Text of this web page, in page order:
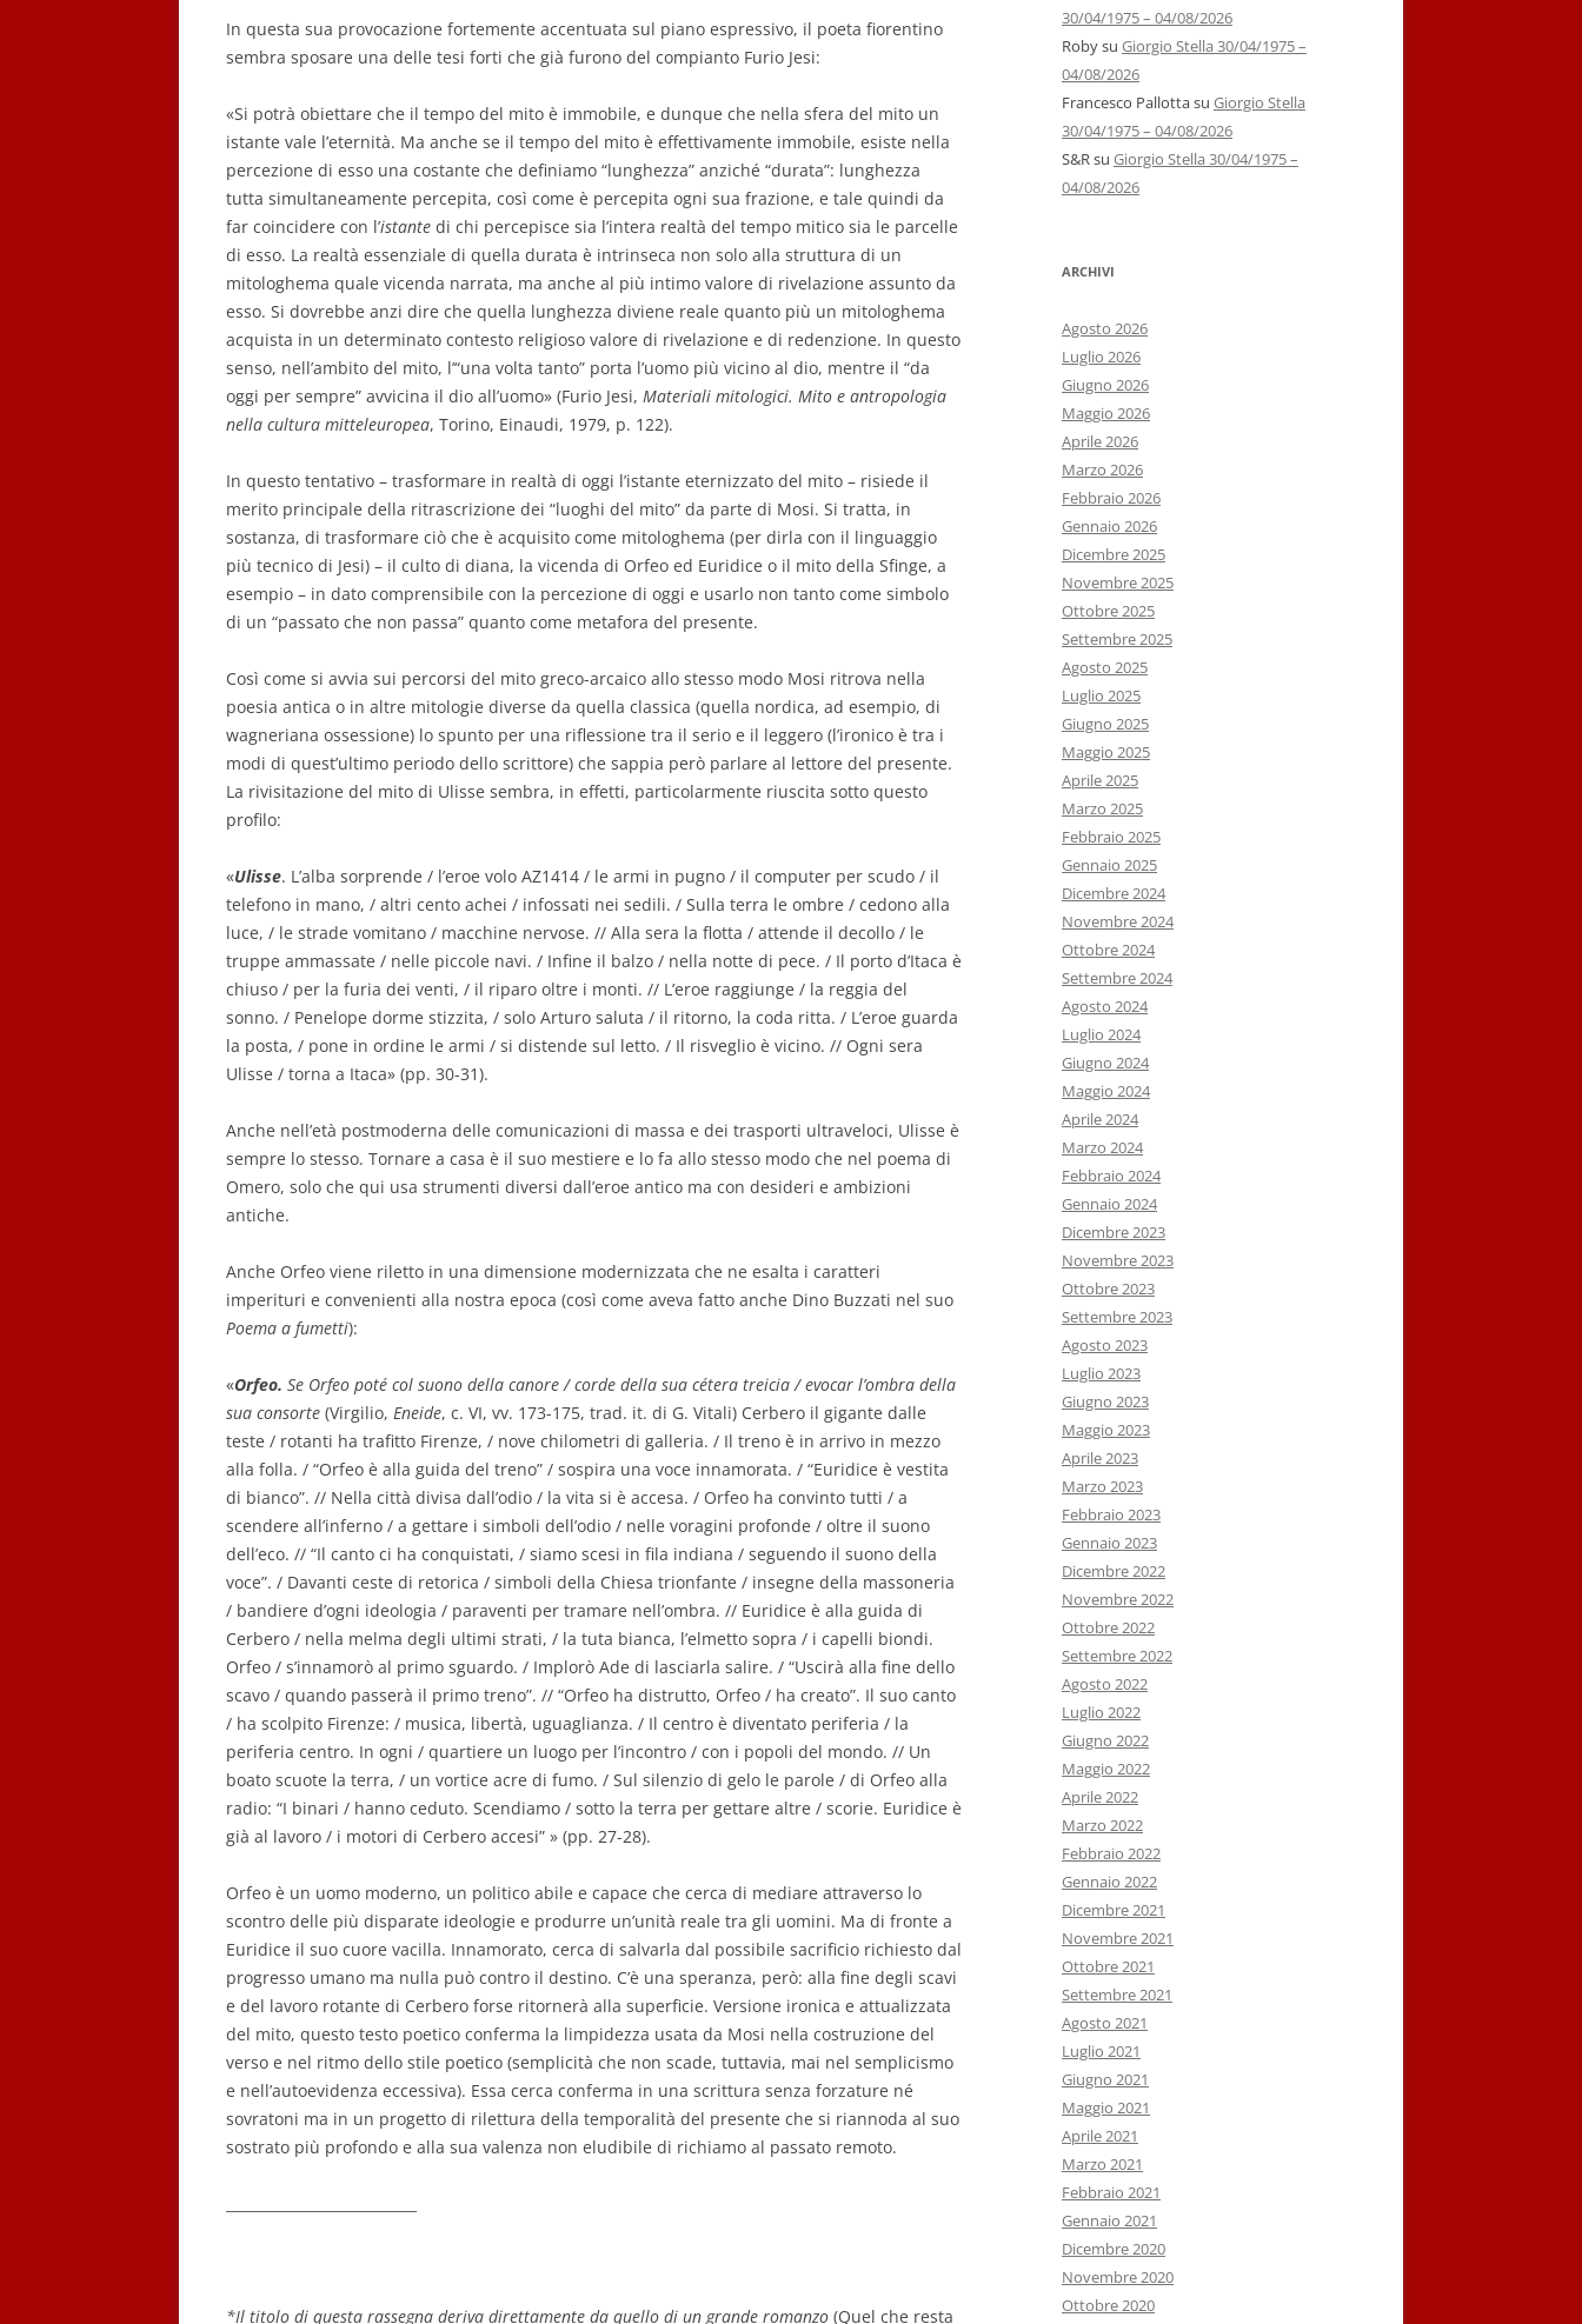
In questa sua provocazione fortemente accentuata sul piano espressivo, il poeta fiorentino
sembra sposare una delle tesi forti che già furono del compianto Furio Jesi:
«Si potrà obiettare che il tempo del mito è immobile, e dunque che nella sfera del mito un
istante vale l’eternità. Ma anche se il tempo del mito è effettivamente immobile, esiste nella
percezione di esso una costante che definiamo “lunghezza” anziché “durata”: lunghezza
tutta simultaneamente percepita, così come è percepita ogni sua frazione, e tale quindi da
far coincidere con l’istante di chi percepisce sia l’intera realtà del tempo mitico sia le parcelle
di esso. La realtà essenziale di quella durata è intrinseca non solo alla struttura di un
mitologhema quale vicenda narrata, ma anche al più intimo valore di rivelazione assunto da
esso. Si dovrebbe anzi dire che quella lunghezza diviene reale quanto più un mitologhema
acquista in un determinato contesto religioso valore di rivelazione e di redenzione. In questo
senso, nell’ambito del mito, l’“una volta tanto” porta l’uomo più vicino al dio, mentre il “da
oggi per sempre” avvicina il dio all’uomo» (Furio Jesi, Materiali mitologici. Mito e antropologia
nella cultura mitteleuropea, Torino, Einaudi, 1979, p. 122).
In questo tentativo – trasformare in realtà di oggi l’istante eternizzato del mito – risiede il
merito principale della ritrascrizione dei “luoghi del mito” da parte di Mosi. Si tratta, in
sostanza, di trasformare ciò che è acquisito come mitologhema (per dirla con il linguaggio
più tecnico di Jesi) – il culto di diana, la vicenda di Orfeo ed Euridice o il mito della Sfinge, a
esempio – in dato comprensibile con la percezione di oggi e usarlo non tanto come simbolo
di un “passato che non passa” quanto come metafora del presente.
Così come si avvia sui percorsi del mito greco-arcaico allo stesso modo Mosi ritrova nella
poesia antica o in altre mitologie diverse da quella classica (quella nordica, ad esempio, di
wagneriana ossessione) lo spunto per una riflessione tra il serio e il leggero (l’ironico è tra i
modi di quest’ultimo periodo dello scrittore) che sappia però parlare al lettore del presente.
La rivisitazione del mito di Ulisse sembra, in effetti, particolarmente riuscita sotto questo
profilo:
«Ulisse. L’alba sorprende / l’eroe volo AZ1414 / le armi in pugno / il computer per scudo / il
telefono in mano, / altri cento achei / infossati nei sedili. / Sulla terra le ombre / cedono alla
luce, / le strade vomitano / macchine nervose. // Alla sera la flotta / attende il decollo / le
truppe ammassate / nelle piccole navi. / Infine il balzo / nella notte di pece. / Il porto d’Itaca è
chiuso / per la furia dei venti, / il riparo oltre i monti. // L’eroe raggiunge / la reggia del
sonno. / Penelope dorme stizzita, / solo Arturo saluta / il ritorno, la coda ritta. / L’eroe guarda
la posta, / pone in ordine le armi / si distende sul letto. / Il risveglio è vicino. // Ogni sera
Ulisse / torna a Itaca» (pp. 30-31).
Anche nell’età postmoderna delle comunicazioni di massa e dei trasporti ultraveloci, Ulisse è
sempre lo stesso. Tornare a casa è il suo mestiere e lo fa allo stesso modo che nel poema di
Omero, solo che qui usa strumenti diversi dall’eroe antico ma con desideri e ambizioni
antiche.
Anche Orfeo viene riletto in una dimensione modernizzata che ne esalta i caratteri
imperituri e convenienti alla nostra epoca (così come aveva fatto anche Dino Buzzati nel suo
Poema a fumetti):
«Orfeo. Se Orfeo poté col suono della canore / corde della sua cétera treicia / evocar l’ombra della
sua consorte (Virgilio, Eneide, c. VI, vv. 173-175, trad. it. di G. Vitali) Cerbero il gigante dalle
teste / rotanti ha trafitto Firenze, / nove chilometri di galleria. / Il treno è in arrivo in mezzo
alla folla. / “Orfeo è alla guida del treno” / sospira una voce innamorata. / “Euridice è vestita
di bianco”. // Nella città divisa dall’odio / la vita si è accesa. / Orfeo ha convinto tutti / a
scendere all’inferno / a gettare i simboli dell’odio / nelle voragini profonde / oltre il suono
dell’eco. // “Il canto ci ha conquistati, / siamo scesi in fila indiana / seguendo il suono della
voce”. / Davanti ceste di retorica / simboli della Chiesa trionfante / insegne della massoneria
/ bandiere d’ogni ideologia / paraventi per tramare nell’ombra. // Euridice è alla guida di
Cerbero / nella melma degli ultimi strati, / la tuta bianca, l’elmetto sopra / i capelli biondi.
Orfeo / s’innamorò al primo sguardo. / Implorò Ade di lasciarla salire. / “Uscirà alla fine dello
scavo / quando passerà il primo treno”. // “Orfeo ha distrutto, Orfeo / ha creato”. Il suo canto
/ ha scolpito Firenze: / musica, libertà, uguaglianza. / Il centro è diventato periferia / la
periferia centro. In ogni / quartiere un luogo per l’incontro / con i popoli del mondo. // Un
boato scuote la terra, / un vortice acre di fumo. / Sul silenzio di gelo le parole / di Orfeo alla
radio: “I binari / hanno ceduto. Scendiamo / sotto la terra per gettare altre / scorie. Euridice è
già al lavoro / i motori di Cerbero accesi” » (pp. 27-28).
Orfeo è un uomo moderno, un politico abile e capace che cerca di mediare attraverso lo
scontro delle più disparate ideologie e produrre un’unità reale tra gli uomini. Ma di fronte a
Euridice il suo cuore vacilla. Innamorato, cerca di salvarla dal possibile sacrificio richiesto dal
progresso umano ma nulla può contro il destino. C’è una speranza, però: alla fine degli scavi
e del lavoro rotante di Cerbero forse ritornerà alla superficie. Versione ironica e attualizzata
del mito, questo testo poetico conferma la limpidezza usata da Mosi nella costruzione del
verso e nel ritmo dello stile poetico (semplicità che non scade, tuttavia, mai nel semplicismo
e nell’autoevidenza eccessiva). Essa cerca conferma in una scrittura senza forzature né
sovratoni ma in un progetto di rilettura della temporalità del presente che si riannoda al suo
sostrato più profondo e alla sua valenza non eludibile di richiamo al passato remoto.
*Il titolo di questa rassegna deriva direttamente da quello di un grande romanzo (Quel che resta
30/04/1975 – 04/08/2026
Robysu Giorgio Stella 30/04/1975 –
04/08/2026
Francesco Pallottasu Giorgio Stella
30/04/1975 – 04/08/2026
S&Rsu Giorgio Stella 30/04/1975 –
04/08/2026
ARCHIVI
Agosto 2026
Luglio 2026
Giugno 2026
Maggio 2026
Aprile 2026
Marzo 2026
Febbraio 2026
Gennaio 2026
Dicembre 2025
Novembre 2025
Ottobre 2025
Settembre 2025
Agosto 2025
Luglio 2025
Giugno 2025
Maggio 2025
Aprile 2025
Marzo 2025
Febbraio 2025
Gennaio 2025
Dicembre 2024
Novembre 2024
Ottobre 2024
Settembre 2024
Agosto 2024
Luglio 2024
Giugno 2024
Maggio 2024
Aprile 2024
Marzo 2024
Febbraio 2024
Gennaio 2024
Dicembre 2023
Novembre 2023
Ottobre 2023
Settembre 2023
Agosto 2023
Luglio 2023
Giugno 2023
Maggio 2023
Aprile 2023
Marzo 2023
Febbraio 2023
Gennaio 2023
Dicembre 2022
Novembre 2022
Ottobre 2022
Settembre 2022
Agosto 2022
Luglio 2022
Giugno 2022
Maggio 2022
Aprile 2022
Marzo 2022
Febbraio 2022
Gennaio 2022
Dicembre 2021
Novembre 2021
Ottobre 2021
Settembre 2021
Agosto 2021
Luglio 2021
Giugno 2021
Maggio 2021
Aprile 2021
Marzo 2021
Febbraio 2021
Gennaio 2021
Dicembre 2020
Novembre 2020
Ottobre 2020